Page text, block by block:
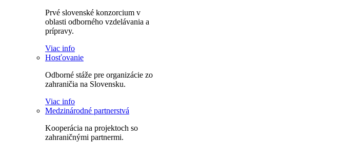
Prvé slovenské konzorcium v
oblasti odborného vzdelávania a
prípravy.
Viac info
Hosťovanie
Odborné stáže pre organizácie zo
zahraničia na Slovensku.
Viac info
Medzinárodné partnerstvá
Kooperácia na projektoch so
zahraničnými partnermi.